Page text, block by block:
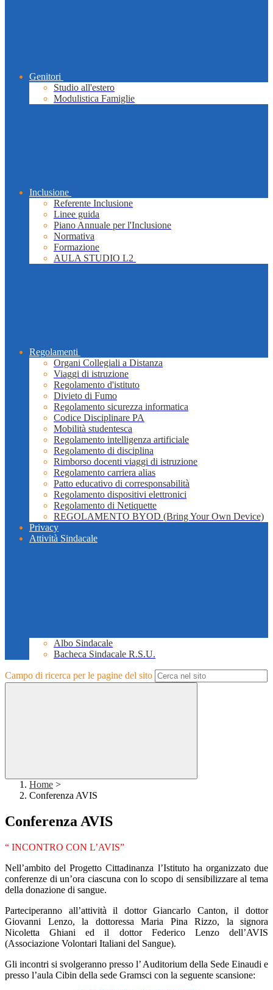
Genitori
Studio all'estero
Modulistica Famiglie
Inclusione
Referente Inclusione
Linee guida
Piano Annuale per l'Inclusione
Normativa
Formazione
AULA STUDIO L2
Regolamenti
Organi Collegiali a Distanza
Viaggi di istruzione
Regolamento d'istituto
Divieto di Fumo
Regolamento sicurezza informatica
Codice Disciplinare PA
Mobilità studentesca
Regolamento intelligenza artificiale
Regolamento di disciplina
Rimborso docenti viaggi di istruzione
Regolamento carriera alias
Patto educativo di corresponsabilità
Regolamento dispositivi elettronici
Regolamento di Netiquette
REGOLAMENTO BYOD (Bring Your Own Device)
Privacy
Attività Sindacale
Albo Sindacale
Bacheca Sindacale R.S.U.
Campo di ricerca per le pagine del sito
Home >
Conferenza AVIS
Conferenza AVIS
“ INCONTRO CON L’AVIS”
Nell’ambito del Progetto Cittadinanza l’Istituto ha organizzato due
conferenze di un’ora ciascuna con lo scopo di sensibilizzare al tema
della donazione di sangue.
Parteciperanno all’attività il dottor Giancarlo Canton, il dottor
Giovanni Lenzo, la dottoressa Maria Pina Rizzo, la signora
Nicoletta Ghiani ed il dottor Federico Lenzo dell’AVIS
(Associazione Volontari Italiani del Sangue).
Gli incontri si svolgeranno presso l’ Auditorium della Sede Einaudi e
presso l’aula Cibin della sede Gramsci con la seguente scansione: